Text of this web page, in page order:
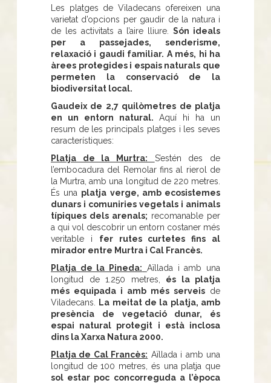
Les platges de Viladecans ofereixen una
varietat d’opcions per gaudir de la natura i
de les activitats a l’aire lliure. Són ideals
per a passejades, senderisme,
relaxació i gaudi familiar. A més, hi ha
àrees protegides i espais naturals que
permeten la conservació de la
biodiversitat local.
Gaudeix de 2,7 quilòmetres de platja
en un entorn natural. Aquí hi ha un
resum de les principals platges i les seves
característiques:
Platja de la Murtra:
S’estén des de
l’embocadura del Remolar fins al rierol de
la Murtra, amb una longitud de 220 metres.
És una platja verge, amb ecosistemes
dunars i comuniries vegetals i animals
típiques dels arenals; recomanable per
a qui vol descobrir un entorn costaner més
veritable i fer rutes curtetes fins al
mirador entre Murtra i Cal Francès.
Platja de la Pineda: Aïllada i amb una
longitud de 1.250 metres, és la platja
més equipada i amb més serveis de
Viladecans.
La meitat de la platja, amb
presència de vegetació dunar, és
espai natural protegit i està inclosa
dins la Xarxa Natura 2000.
Platja de Cal Francès: Aïllada i amb una
longitud de 100 metres, és una platja que
sol estar poc concorreguda a l’època